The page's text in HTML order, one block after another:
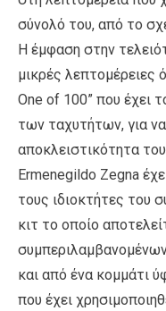
σύνολό του, από το
Η έμφαση στην
μικρές
One of 100” που έχει
των ταχυτήτων, για
αποκλειστικότητα
Ermenegildo Zegna
τους ιδιοκτήτες του
κιτ το οποίο
και από ένα κομμάτι
που έχει